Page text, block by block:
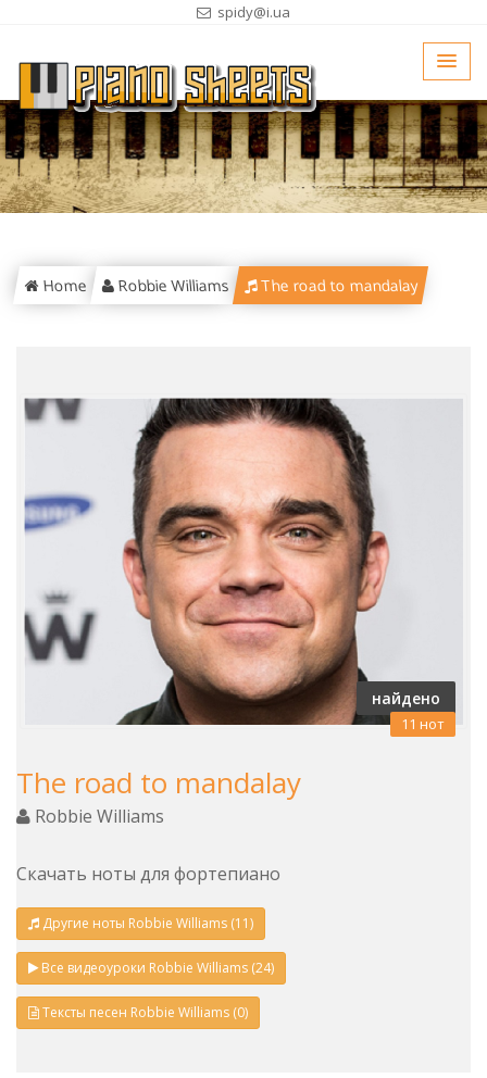
spidy@i.ua
Home Robbie Williams The road to mandalay
найдено
11 нот
The road to mandalay
Robbie Williams
Скачать ноты для фортепиано
Другие ноты Robbie Williams (11)
Все видеоуроки Robbie Williams (24)
Тексты песен Robbie Williams (0)